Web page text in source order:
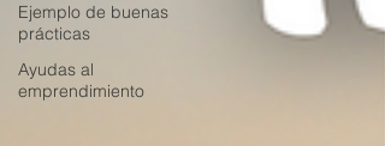
Ejemplo de buenas
prácticas
Ayudas al
emprendimiento